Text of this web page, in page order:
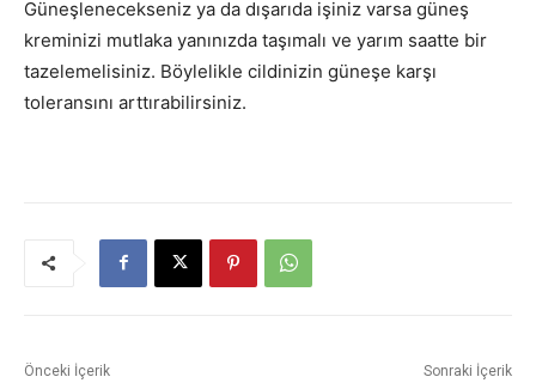
Güneşlenecekseniz ya da dışarıda işiniz varsa güneş
kreminizi mutlaka yanınızda taşımalı ve yarım saatte bir
tazelemelisiniz. Böylelikle cildinizin güneşe karşı
toleransını arttırabilirsiniz.
Önceki İçerik Sonraki İçerik